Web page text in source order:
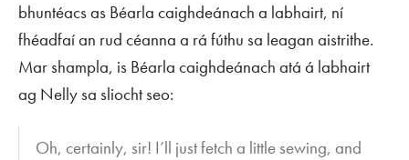
bhuntéacs as Béarla caighdeánach a labhairt, ní
fhéadfaí an rud céanna a rá fúthu sa leagan aistrithe.
Mar shampla, is Béarla caighdeánach atá á labhairt
ag Nelly sa sliocht seo:
Oh, certainly, sir! I’ll just fetch a little sewing, and